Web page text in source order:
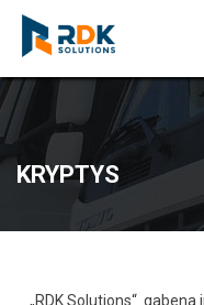
KRYPTYS
„RDK Solutions“